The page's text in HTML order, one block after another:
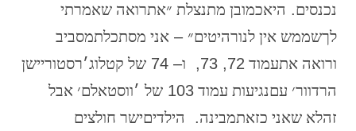
נכנסים.היאכמובן מתנצלת ״אתרואה שאמרתי
לךשממש אין לנורהיטים״–אני מסתכלתמסביב
ורואה אתעמוד 72
,
73
, ו –
74 של קטלוג׳רסטוריישן
הרדוור׳ עםנגיעות עמוד 103 של׳ווסטאלם׳ אבל
זהלא שאני כזאתמבינה. הילדיםישר חולצים